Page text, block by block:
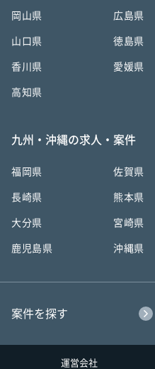
岡山県 広島県
山口県 徳島県
香川県 愛媛県
高知県
九州・沖縄の求人・案件
福岡県 佐賀県
長崎県 熊本県
大分県 宮崎県
鹿児島県 沖縄県
案件を探す
運営会社